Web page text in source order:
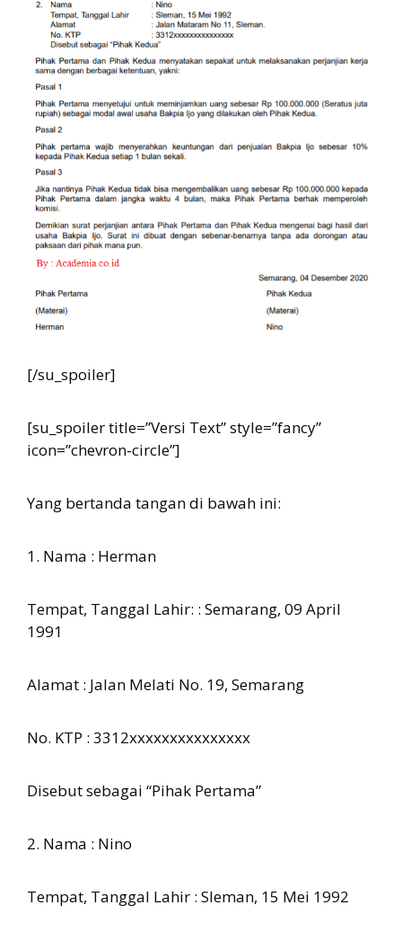
[/su_spoiler]
[su_spoiler title=”Versi Text” style=”fancy”
icon=”chevron-circle”]
Yang bertanda tangan di bawah ini:
1. Nama : Herman
Tempat, Tanggal Lahir: : Semarang, 09 April
1991
Alamat : Jalan Melati No. 19, Semarang
No. KTP : 3312xxxxxxxxxxxxxxx
Disebut sebagai “Pihak Pertama”
2. Nama : Nino
Tempat, Tanggal Lahir : Sleman, 15 Mei 1992